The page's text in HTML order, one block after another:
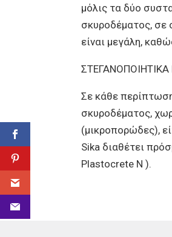
μόλις τα δύο
σκυροδέματος, σε
είναι μεγάλη,
Σε κάθε
σκυροδέματος,
(μικροπορώδες),
Sika διαθέτει
Plastocrete N ).